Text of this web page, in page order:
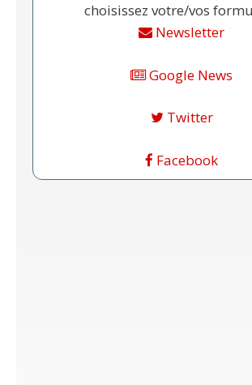
choisissez votre/vos
Newsletter
Google News
Twitter
Facebook